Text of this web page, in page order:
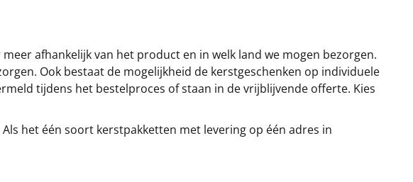
afhankelijk van het product en in welk land we mogen bezorgen.
Ook bestaat de mogelijkheid de kerstgeschenken op individuele
tijdens het bestelproces of staan in de vrijblijvende offerte. Kies
Als het één soort kerstpakketten met levering op één adres in